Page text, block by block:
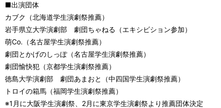
■出演団体
カブク（北海道学生演劇祭推薦）
岩手県立大学演劇部 劇団ちゃねる（エキシビション参加）
萌Co.（名古屋学生演劇祭推薦）
劇団とかげのしっぽ（名古屋学生演劇祭推薦）
劇団愉快犯（京都学生演劇祭推薦）
徳島大学演劇部 劇団あまおと（中四国学生演劇祭推薦）
トロイの箱馬（福岡学生演劇祭推薦）
※1月に大阪学生演劇祭、2月に東京学生演劇祭より推薦団体決定